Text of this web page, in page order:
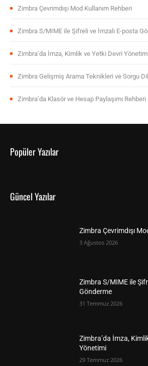
Zimbra Çevrimdışı Mod Kullanım Rehberi
Zimbra S/MIME ile Şifreli ve İmzalı E-posta
Zimbra’da İmza, Kimlik ve Yetki Devri Yönetimi
Zimbra Gelişmiş Arama Teknikleri ve Sorgu
Zimbra’da Klasör ve Hesap Paylaşımı Rehberi
Popüler Yazılar
Güncel Yazılar
Zimbra Çevrimdışı
3 Ağustos 2026
Zimbra S/MIME ile
Gönderme
31 Temmuz 2026
Zimbra’da İmza,
Yönetimi
29 Temmuz 2026